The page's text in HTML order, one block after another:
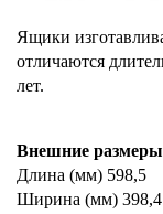
Ящики
отличаются
лет.
Внешние
Длина (мм) 598,5
Ширина (мм) 398,4